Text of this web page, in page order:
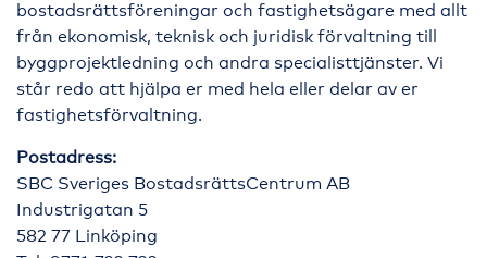
bostadsrättsföreningar och fastighetsägare med allt
från ekonomisk, teknisk och juridisk förvaltning till
byggprojektledning och andra specialisttjänster. Vi
står redo att hjälpa er med hela eller delar av er
fastighetsförvaltning.
Postadress:
SBC Sveriges BostadsrättsCentrum AB
Industrigatan 5
582 77 Linköping